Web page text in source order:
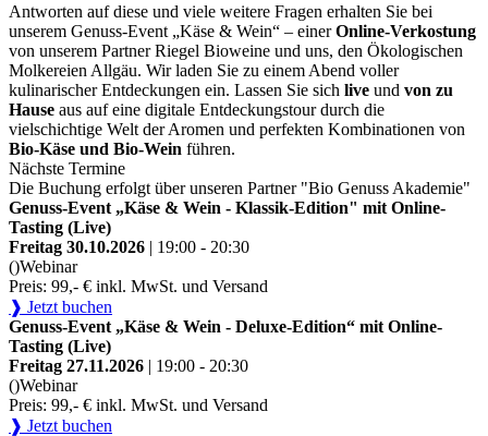
Antworten auf diese und viele weitere Fragen erhalten Sie bei
unserem Genuss-Event „Käse & Wein“ – einerOnline-Verkostung
von unserem Partner Riegel Bioweine und uns, den Ökologischen
Molkereien Allgäu. Wir laden Sie zu einem Abend voller
kulinarischer Entdeckungen ein. Lassen Sie sich live und von zu
Hause aus auf eine digitale Entdeckungstour durch die
vielschichtige Welt der Aromen und perfekten Kombinationen von
Bio-Käse und Bio-Wein führen.
Nächste Termine
Die Buchung erfolgt über unseren Partner "Bio Genuss Akademie"
Genuss-Event „Käse & Wein - Klassik-Edition" mit Online-
Tasting (Live)
Freitag 30.10.2026 | 19:00 - 20:30
()Webinar
Preis: 99,- € inkl. MwSt. und Versand
❱ Jetzt buchen
Genuss-Event „Käse & Wein - Deluxe-Edition“ mit Online-
Tasting (Live)
Freitag 27.11.2026 | 19:00 - 20:30
()Webinar
Preis: 99,- € inkl. MwSt. und Versand
❱ Jetzt buchen